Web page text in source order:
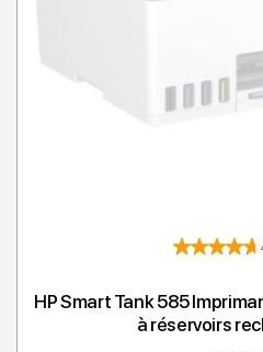
HP Smart Tank 585
à réservoirs